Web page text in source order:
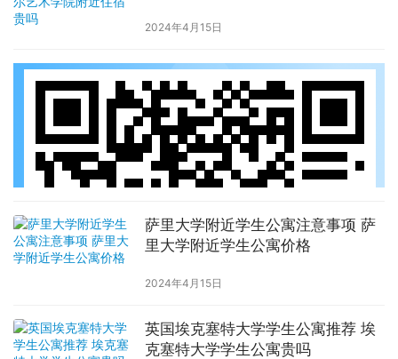
2024年4月15日
萨里大学附近学生公寓注意事项 萨
里大学附近学生公寓价格
2024年4月15日
英国埃克塞特大学学生公寓推荐 埃
克塞特大学学生公寓贵吗